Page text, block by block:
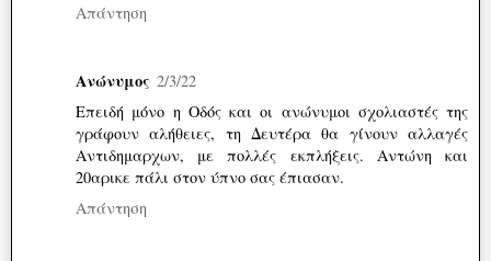
Απάντηση
Ανώνυμος 2/3/22
Επειδή μόνο η Οδός και οι ανώνυμοι σχολιαστές της
γράφουν αλήθειες, τη Δευτέρα θα γίνουν αλλαγές
Αντιδημαρχων, με πολλές εκπλήξεις. Αντώνη και
20αρικε πάλι στον ύπνο σας έπιασαν.
Απάντηση